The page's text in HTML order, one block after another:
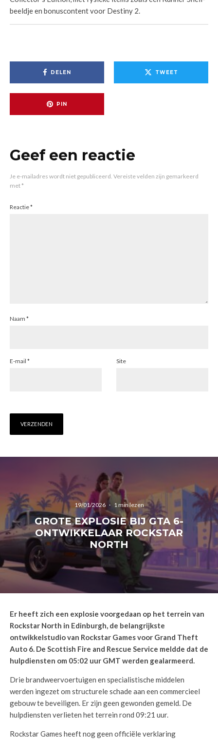
beeldje en bonuscontent voor Destiny 2.
DELEN TWEET
PIN
Geef een reactie
Je e-mailadres wordt niet gepubliceerd. Vereiste velden zijn gemarkeerd
met*
Reactie*
Naam *
E-mail * Site
19/01/2026 · 1 min lezen
GROTE EXPLOSIE BIJ GTA 6-
ONTWIKKELAAR ROCKSTAR
NORTH
Er heeft zich een explosie voorgedaan op het terrein van
Rockstar North in Edinburgh, de belangrijkste
ontwikkelstudio van Rockstar Games voor Grand Theft
Auto 6. De Scottish Fire and Rescue Service meldde dat de
hulpdiensten om 05:02 uur GMT werden gealarmeerd.
Drie brandweervoertuigen en specialistische middelen
werden ingezet om structurele schade aan een commercieel
gebouw te beveiligen. Er zijn geen gewonden gemeld. De
hulpdiensten verlieten het terrein rond 09:21 uur.
Rockstar Games heeft nog geen officiële verklaring